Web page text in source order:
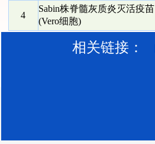
4
Sabin株脊髓灰质炎灭活疫苗
(Vero细胞)
相关链接：